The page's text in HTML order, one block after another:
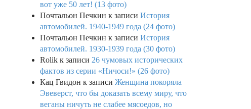
вот уже 50 лет! (13 фото)
Почтальон Печкин к записи История
автомобилей. 1940-1949 года (24 фото)
Почтальон Печкин к записи История
автомобилей. 1930-1939 года (30 фото)
Rolik к записи 26 чумовых исторических
фактов из серии «Ничоси!» (26 фото)
Кац Гвидон к записи Женщина покоряла
Эвеверст, что бы доказать всему миру, что
веганы ничуть не слабее мясоедов, но